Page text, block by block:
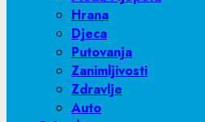
Hrana
Djeca
Putovanja
Zanimljivosti
Zdravlje
Auto